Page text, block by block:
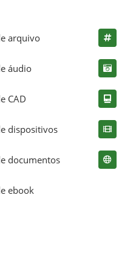
arquivo
áudio
CAD
dispositivos
documentos
ebook